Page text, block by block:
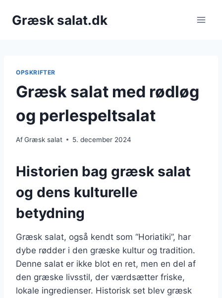
Græsk salat.dk
OPSKRIFTER
Græsk salat med rødløg
og perlespeltsalat
AfGræsk salat 5. december 2024
Historien bag græsk salat
og dens kulturelle
betydning
Græsk salat, også kendt som “Horiatiki”, har
dybe rødder i den græske kultur og tradition.
Denne salat er ikke blot en ret, men en del af
den græske livsstil, der værdsætter friske,
lokale ingredienser. Historisk set blev græsk